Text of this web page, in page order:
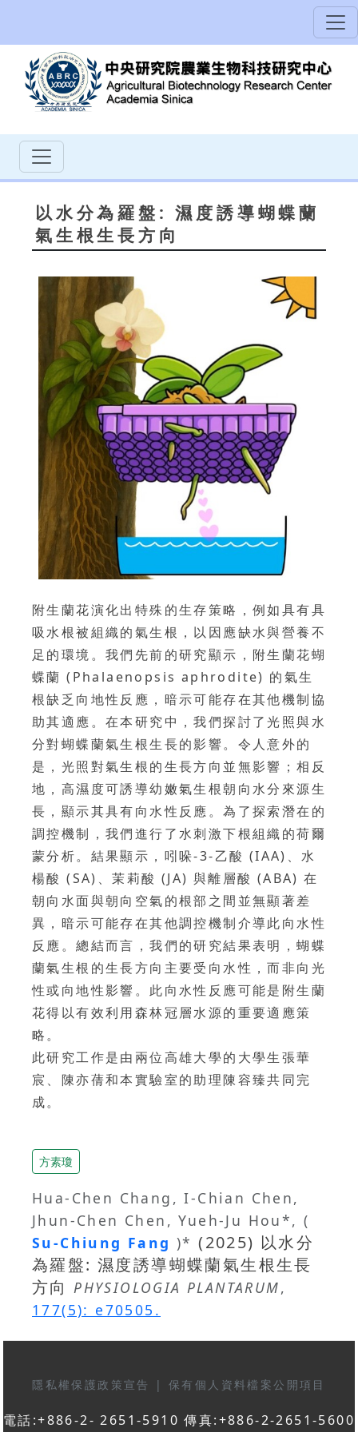
以水分為羅盤: 濕度誘導蝴蝶蘭
氣生根生長方向
附生蘭花演化出特殊的生存策略，例如具有具
吸水根被組織的氣生根，以因應缺水與營養不
足的環境。我們先前的研究顯示，附生蘭花蝴
蝶蘭 (Phalaenopsis aphrodite) 的氣生
根缺乏向地性反應，暗示可能存在其他機制協
助其適應。在本研究中，我們探討了光照與水
分對蝴蝶蘭氣生根生長的影響。令人意外的
是，光照對氣生根的生長方向並無影響；相反
地，高濕度可誘導幼嫩氣生根朝向水分來源生
長，顯示其具有向水性反應。為了探索潛在的
調控機制，我們進行了水刺激下根組織的荷爾
蒙分析。結果顯示，吲哚-3-乙酸 (IAA)、水
楊酸 (SA)、茉莉酸 (JA) 與離層酸 (ABA) 在
朝向水面與朝向空氣的根部之間並無顯著差
異，暗示可能存在其他調控機制介導此向水性
反應。總結而言，我們的研究結果表明，蝴蝶
蘭氣生根的生長方向主要受向水性，而非向光
性或向地性影響。此向水性反應可能是附生蘭
花得以有效利用森林冠層水源的重要適應策
略。
此研究工作是由兩位高雄大學的大學生張華
宸、陳亦蒨和本實驗室的助理陳容臻共同完
成。
方素瓊
Hua-Chen Chang, I-Chian Chen,
Jhun-Chen Chen, Yueh-Ju Hou*, (
Su-Chiung Fang )* (2025) 以水分
為羅盤: 濕度誘導蝴蝶蘭氣生根生長
方向PHYSIOLOGIA PLANTARUM,
177(5): e70505.
隱私權保護政策宣告 | 保有個人資料檔案公開項目
電話:+886-2- 2651-5910 傳真:+886-2-2651-5600